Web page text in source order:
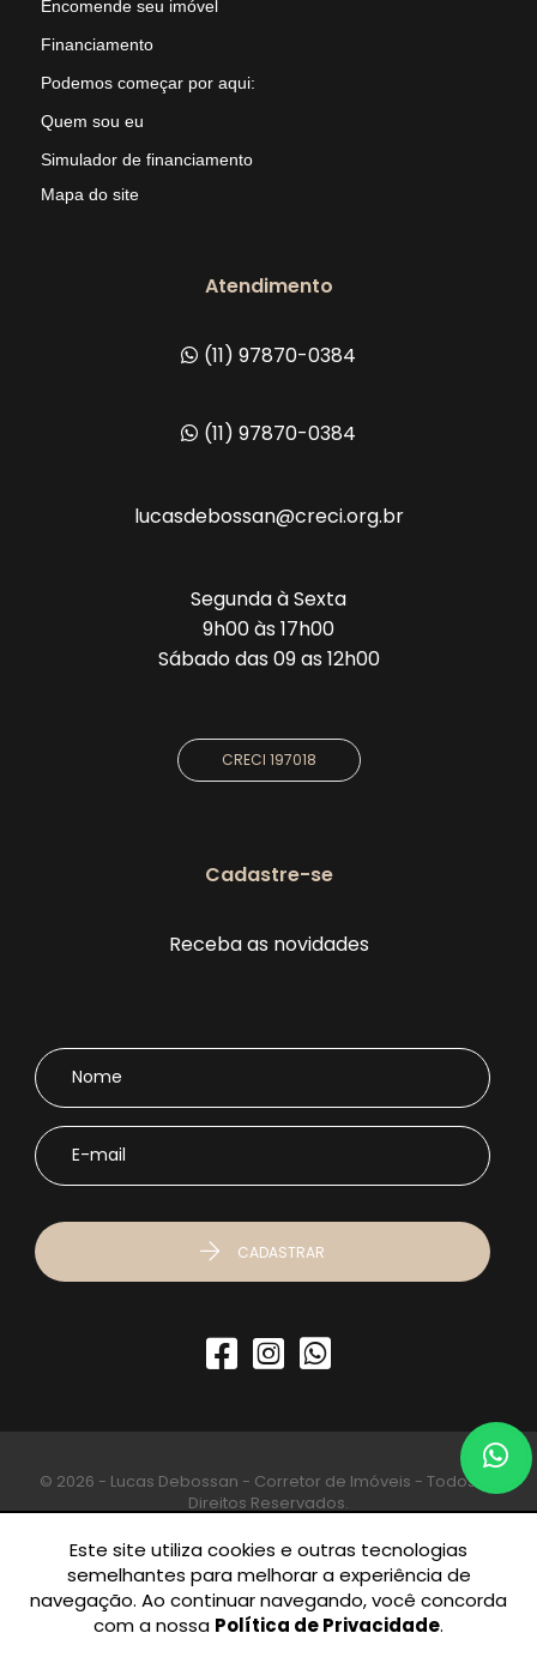
Encomende seu imóvel
Financiamento
Podemos começar por aqui:
Quem sou eu
Simulador de financiamento
Mapa do site
Atendimento
(11) 97870-0384
(11) 97870-0384
lucasdebossan@creci.org.br
Segunda à Sexta
9h00 às 17h00
Sábado das 09 as 12h00
CRECI 197018
Cadastre-se
Receba as novidades
CADASTRAR
© 2026 - Lucas Debossan - Corretor de Imóveis - Todos os
Direitos Reservados.
Este site utiliza cookies e outras tecnologias
semelhantes para melhorar a experiência de
navegação. Ao continuar navegando, você concorda
com a nossa Política de Privacidade.